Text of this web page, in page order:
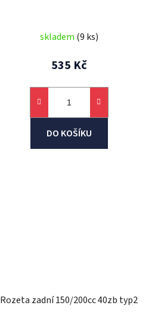
skladem (9 ks)
535 Kč
DO KOŠÍKU
Rozeta zadní 150/200cc 40zb typ2